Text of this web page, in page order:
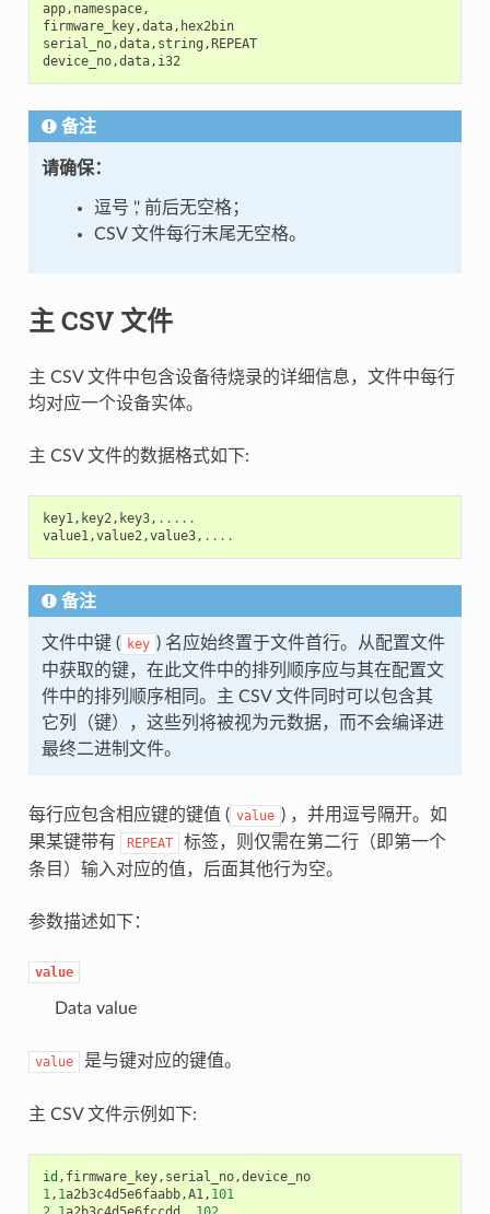
app, namespace,
firmware_key,data, hex2bin
serial_no,data, string , REPEAT
device_no,data, i32
备注
请确保：
逗号 ',' 前后无空格；
CSV 文件每行末尾无空格。
主 CSV 文件
主 CSV 文件中包含设备待烧录的详细信息，文件中每行
均对应一个设备实体。
主 CSV 文件的数据格式如下:
key1, key2, key3, .....
value1,value2,value3, ....
备注
文件中键 ( key ) 名应始终置于文件首行。从配置文件
中获取的键，在此文件中的排列顺序应与其在配置文
件中的排列顺序相同。主 CSV 文件同时可以包含其
它列（键），这些列将被视为元数据，而不会编译进
最终二进制文件。
每行应包含相应键的键值 ( value ) ，并用逗号隔开。如
果某键带有
REPEAT
标签，则仅需在第二行（即第一个
条目）输入对应的值，后面其他行为空。
参数描述如下：
value
Data value
value 是与键对应的键值。
主 CSV 文件示例如下:
id , firmware_key, serial_no,device_no
1, 1a2b3c4d5e6faabb,A1, 101